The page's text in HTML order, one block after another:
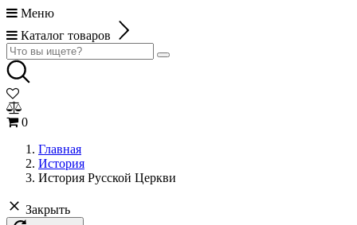
Меню
Каталог товаров
0
Главная
История
История Русской Церкви
Закрыть